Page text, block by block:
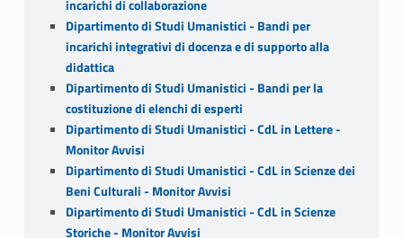
incarichi di collaborazione
Dipartimento di Studi Umanistici - Bandi per
incarichi integrativi di docenza e di supporto alla
didattica
Dipartimento di Studi Umanistici - Bandi per la
costituzione di elenchi di esperti
Dipartimento di Studi Umanistici - CdL in Lettere -
Monitor Avvisi
Dipartimento di Studi Umanistici - CdL in Scienze dei
Beni Culturali - Monitor Avvisi
Dipartimento di Studi Umanistici - CdL in Scienze
Storiche - Monitor Avvisi